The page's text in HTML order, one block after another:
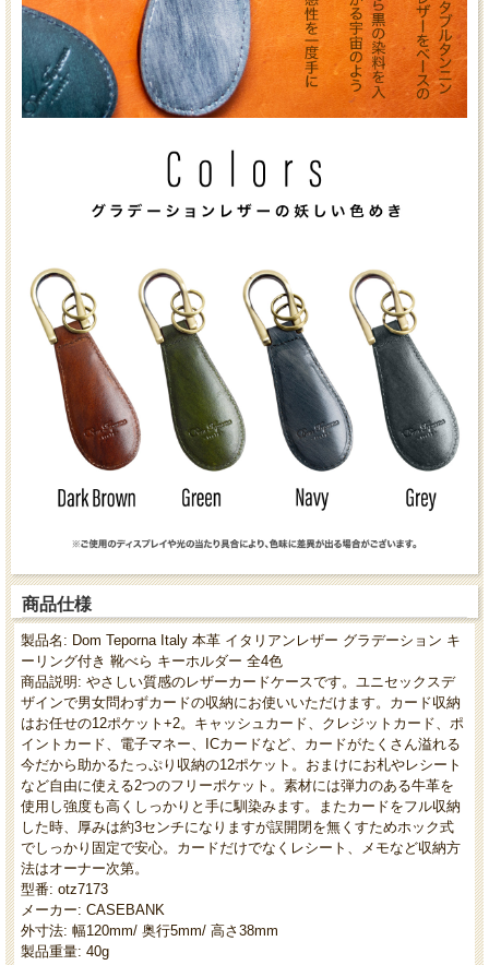
商品仕様
製品名: Dom Teporna Italy 本革 イタリアンレザー グラデーション キ
ーリング付き 靴べら キーホルダー 全4色
商品説明: やさしい質感のレザーカードケースです。ユニセックスデ
ザインで男女問わずカードの収納にお使いいただけます。カード収納
はお任せの12ポケット+2。キャッシュカード、クレジットカード、ポ
イントカード、電子マネー、ICカードなど、カードがたくさん溢れる
今だから助かるたっぷり収納の12ポケット。おまけにお札やレシート
など自由に使える2つのフリーポケット。素材には弾力のある牛革を
使用し強度も高くしっかりと手に馴染みます。またカードをフル収納
した時、厚みは約3センチになりますが誤開閉を無くすためホック式
でしっかり固定で安心。カードだけでなくレシート、メモなど収納方
法はオーナー次第。
型番: otz7173
メーカー: CASEBANK
外寸法: 幅120mm/ 奥行5mm/ 高さ38mm
製品重量: 40g